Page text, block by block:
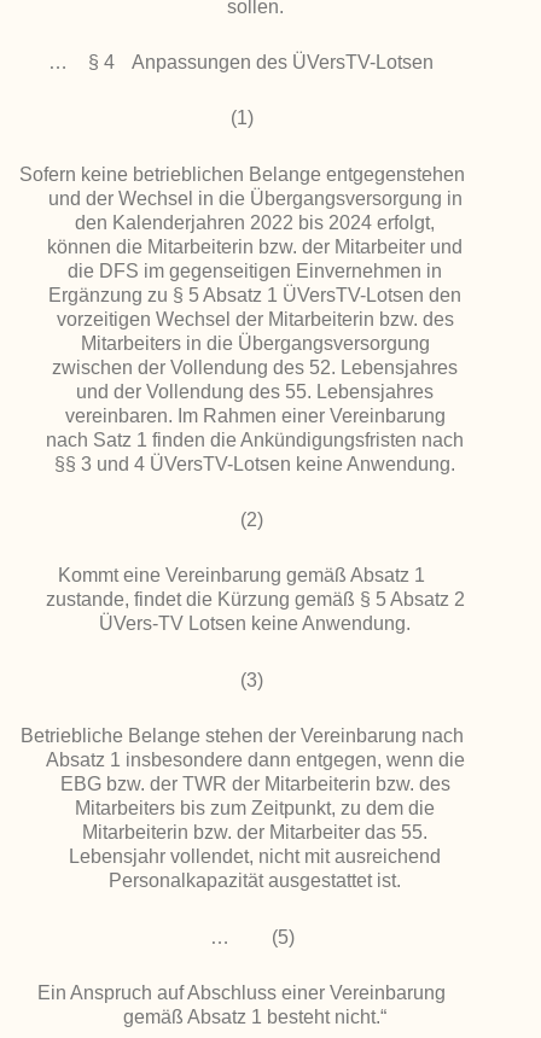
sollen.
… § 4 Anpassungen des ÜVersTV-Lotsen
(1)
Sofern keine betrieblichen Belange entgegenstehen
und der Wechsel in die Übergangsversorgung in
den Kalenderjahren 2022 bis 2024 erfolgt,
können die Mitarbeiterin bzw. der Mitarbeiter und
die DFS im gegenseitigen Einvernehmen in
Ergänzung zu § 5 Absatz 1 ÜVersTV-Lotsen den
vorzeitigen Wechsel der Mitarbeiterin bzw. des
Mitarbeiters in die Übergangsversorgung
zwischen der Vollendung des 52. Lebensjahres
und der Vollendung des 55. Lebensjahres
vereinbaren. Im Rahmen einer Vereinbarung
nach Satz 1 finden die Ankündigungsfristen nach
§§ 3 und 4 ÜVersTV-Lotsen keine Anwendung.
(2)
Kommt eine Vereinbarung gemäß Absatz 1
zustande, findet die Kürzung gemäß § 5 Absatz 2
ÜVers-TV Lotsen keine Anwendung.
(3)
Betriebliche Belange stehen der Vereinbarung nach
Absatz 1 insbesondere dann entgegen, wenn die
EBG bzw. der TWR der Mitarbeiterin bzw. des
Mitarbeiters bis zum Zeitpunkt, zu dem die
Mitarbeiterin bzw. der Mitarbeiter das 55.
Lebensjahr vollendet, nicht mit ausreichend
Personalkapazität ausgestattet ist.
… (5)
Ein Anspruch auf Abschluss einer Vereinbarung
gemäß Absatz 1 besteht nicht.“